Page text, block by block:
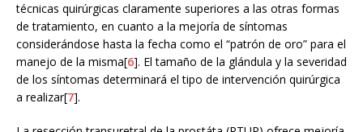
técnicas quirúrgicas claramente superiores a las otras formas
de tratamiento, en cuanto a la mejoría de síntomas
considerándose hasta la fecha como el “patrón de oro” para el
manejo de la misma[6]. El tamaño de la glándula y la severidad
de los síntomas determinará el tipo de intervención quirúrgica
a realizar[7].